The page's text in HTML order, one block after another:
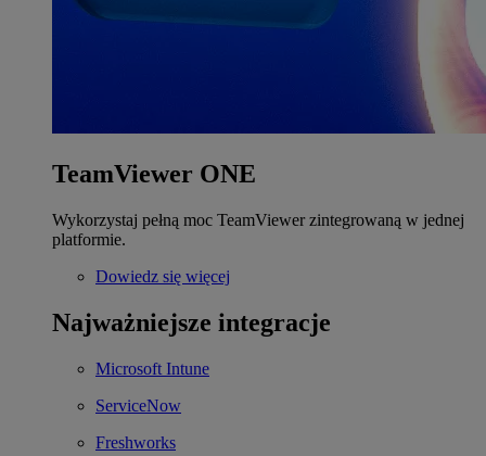
TeamViewer ONE
Wykorzystaj pełną moc TeamViewer zintegrowaną w jednej
platformie.
Dowiedz się więcej
Najważniejsze integracje
Microsoft Intune
ServiceNow
Freshworks